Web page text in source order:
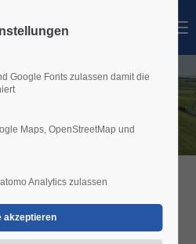
Google Fonts zulassen damit die
Maps, OpenStreetMap und
Analytics zulassen